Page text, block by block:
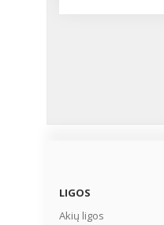
LIGOS
Akių ligos